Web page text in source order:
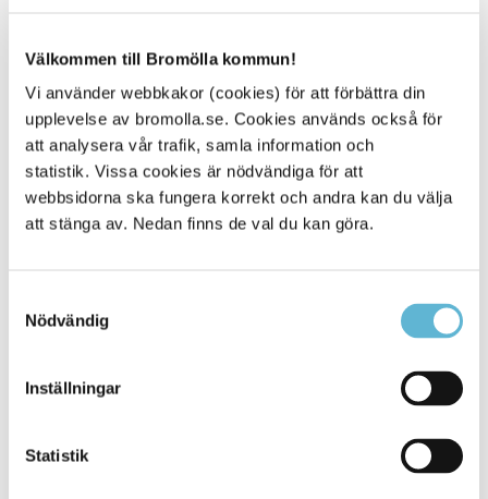
Välkommen till Bromölla kommun!
Vi använder webbkakor (cookies) för att förbättra din
upplevelse av bromolla.se. Cookies används också för
att analysera vår trafik, samla information och
statistik. Vissa cookies är nödvändiga för att
webbsidorna ska fungera korrekt och andra kan du välja
att stänga av. Nedan finns de val du kan göra.
Nödvändig
Inställningar
Statistik
sjuksköterska/verksamhetsutvecklare
nurayerol.iliev@bromolla.se